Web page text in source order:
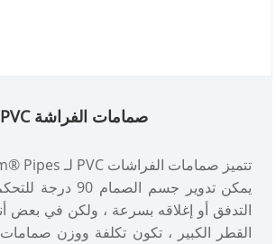
صمامات الفراشة PVC
يمكن تدوير جسم
التدفق أو إغلاقه بسرعة ، ولكن في بعض